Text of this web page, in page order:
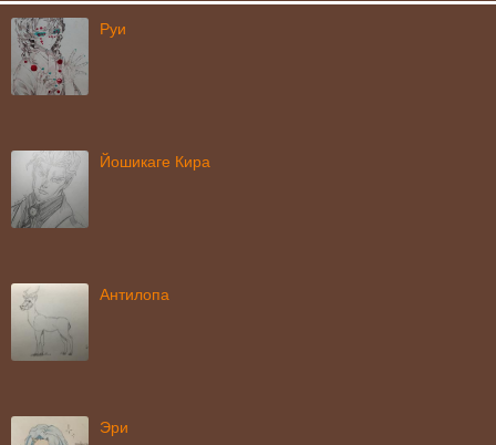
Руи
Йошикаге Кира
Антилопа
Эри